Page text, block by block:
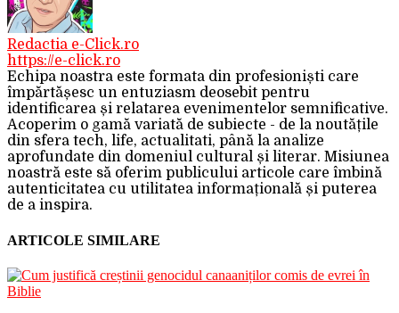
Redactia e-Click.ro
https://e-click.ro
Echipa noastra este formata din profesioniști care
împărtășesc un entuziasm deosebit pentru
identificarea și relatarea evenimentelor semnificative.
Acoperim o gamă variată de subiecte - de la noutățile
din sfera tech, life, actualitati, până la analize
aprofundate din domeniul cultural și literar. Misiunea
noastră este să oferim publicului articole care îmbină
autenticitatea cu utilitatea informațională și puterea
de a inspira.
ARTICOLE SIMILARE